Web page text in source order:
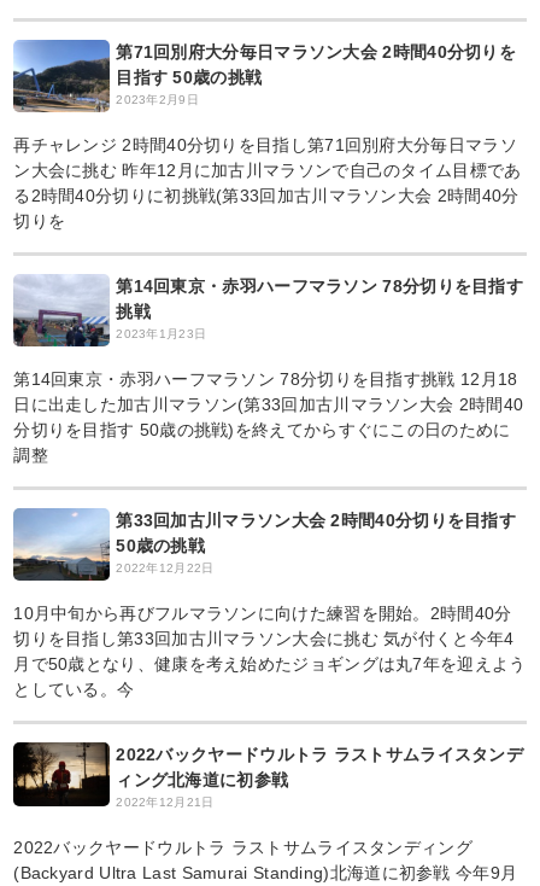
第71回別府大分毎日マラソン大会 2時間40分切りを
目指す 50歳の挑戦
2023年2月9日
再チャレンジ 2時間40分切りを目指し第71回別府大分毎日マラソ
ン大会に挑む 昨年12月に加古川マラソンで自己のタイム目標であ
る2時間40分切りに初挑戦(第33回加古川マラソン大会 2時間40分
切りを
第14回東京・赤羽ハーフマラソン 78分切りを目指す
挑戦
2023年1月23日
第14回東京・赤羽ハーフマラソン 78分切りを目指す挑戦 12月18
日に出走した加古川マラソン(第33回加古川マラソン大会 2時間40
分切りを目指す 50歳の挑戦)を終えてからすぐにこの日のために
調整
第33回加古川マラソン大会 2時間40分切りを目指す
50歳の挑戦
2022年12月22日
10月中旬から再びフルマラソンに向けた練習を開始。2時間40分
切りを目指し第33回加古川マラソン大会に挑む 気が付くと今年4
月で50歳となり、健康を考え始めたジョギングは丸7年を迎えよう
としている。今
2022バックヤードウルトラ ラストサムライスタンデ
ィング北海道に初参戦
2022年12月21日
2022バックヤードウルトラ ラストサムライスタンディング
(Backyard Ultra Last Samurai Standing)北海道に初参戦 今年9月